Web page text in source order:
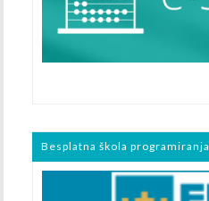
Besplatna škola programiranja